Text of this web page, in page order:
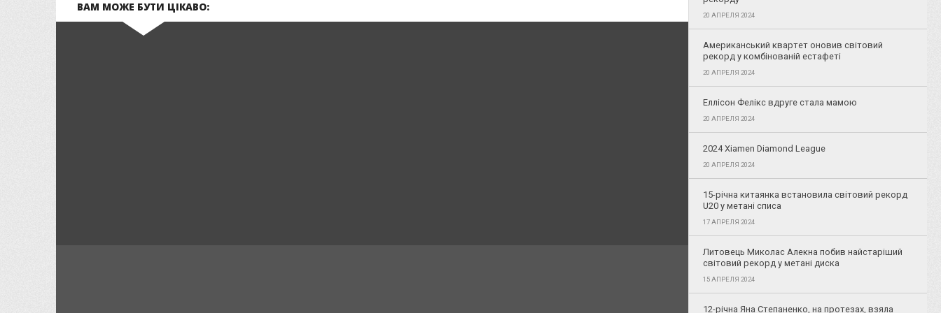
ВАМ МОЖЕ БУТИ ЦІКАВО:
20 АПРЕЛЯ 2024
Американський квартет оновив світовий
рекорд у комбінованій естафеті
20 АПРЕЛЯ 2024
Еллісон Фелікс вдруге стала мамою
20 АПРЕЛЯ 2024
2024 Xiamen Diamond League
20 АПРЕЛЯ 2024
15-річна китаянка встановила світовий рекорд
U20 у метані списа
17 АПРЕЛЯ 2024
Литовець Миколас Алекна побив найстаріший
світовий рекорд у метані диска
15 АПРЕЛЯ 2024
12-річна Яна Степаненко, на протезах, взяла